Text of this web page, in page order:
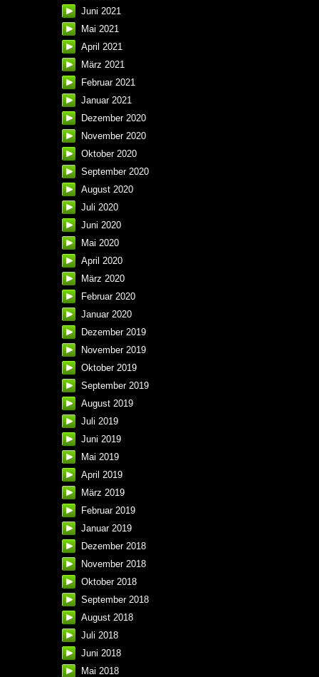
Juni 2021
Mai 2021
April 2021
März 2021
Februar 2021
Januar 2021
Dezember 2020
November 2020
Oktober 2020
September 2020
August 2020
Juli 2020
Juni 2020
Mai 2020
April 2020
März 2020
Februar 2020
Januar 2020
Dezember 2019
November 2019
Oktober 2019
September 2019
August 2019
Juli 2019
Juni 2019
Mai 2019
April 2019
März 2019
Februar 2019
Januar 2019
Dezember 2018
November 2018
Oktober 2018
September 2018
August 2018
Juli 2018
Juni 2018
Mai 2018